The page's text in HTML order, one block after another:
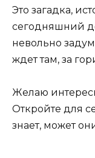
Это загадка,
сегодняшний
невольно
ждет там, за
Желаю
Откройте для
знает, может